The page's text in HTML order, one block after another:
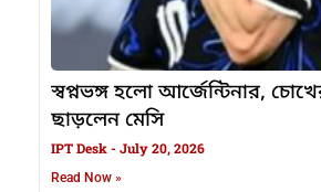
স্বপ্নভঙ্গ হলো আর্জেন্টিনার,
ছাড়লেন মেসি
IPT Desk July 20, 2026
Read Now »